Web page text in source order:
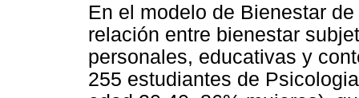
En el modelo de Bienestar
relación entre bienestar
personales, educativas y
255 estudiantes de